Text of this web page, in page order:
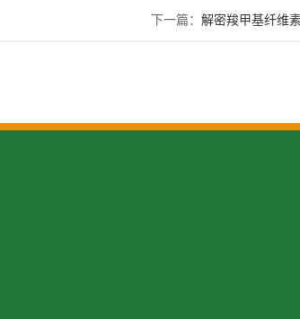
下一篇： 解密羧甲基纤维